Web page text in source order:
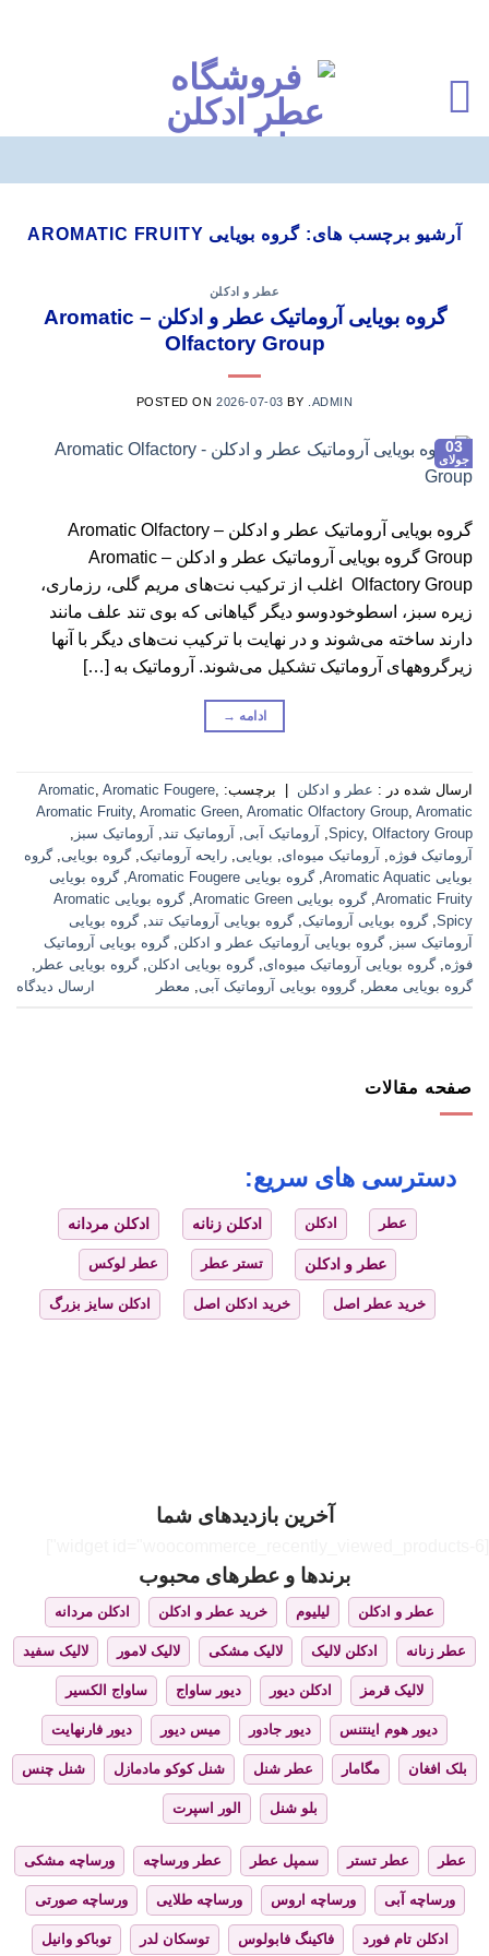
آرشیو برچسب های: گروه بویایی AROMATIC FRUITY
عطر و ادکلن
گروه بویایی آروماتیک عطر و ادکلن – Aromatic
Olfactory Group
POSTED ON2026-07-03 BY .ADMIN
03
جولای
گروه بویایی آروماتیک عطر و ادکلن – Aromatic Olfactory
Group گروه بویایی آروماتیک عطر و ادکلن – Aromatic
Olfactory Group اغلب از ترکیب نت‌های مریم گلی، رزماری،
زیره سبز، اسطوخودوسو دیگر گیاهانی که بوی تند علف مانند
دارند ساخته می‌شوند و در نهایت با ترکیب نت‌های دیگر با آنها
زیرگروههای آروماتیک تشکیل می‌شوند. آروماتیک به […]
ادامه →
ارسال شده در : عطر و ادکلن برچسب: Aromatic Aromatic Fougere
Aromatic Fruity, Aromatic Green Aromatic Olfactory Group Aromatic
Spicy, Olfactory Group آروماتیک آبی آروماتیک تند آروماتیک سبز
آروماتیک فوژه
آروماتیک میوه‌ای بویایی رایحه آروماتیک ,گروه بویایی ,گروه
بویایی Aromatic Aquatic
,گروه بویایی Aromatic Fougere ,گروه بویایی
Aromatic Fruity
,گروه بویایی Aromatic Green ,
گروه بویایی Aromatic
Spicy
,گروه بویایی آروماتیک ,گروه بویایی آروماتیک تند ,گروه بویایی
آروماتیک سبز
,گروه بویایی آروماتیک عطر و ادکلن ,گروه بویایی آروماتیک
فوژه ,گروه بویایی آروماتیک میوه‌ای ,گروه بویایی ادکلن ,گروه بویایی عطر
گروه بویایی معطر
,گرووه بویایی آروماتیک آبی معطر ارسال دیدگاه
صفحه مقالات
دسترسی های سریع:
عطر ادکلن ادکلن زنانه ادکلن مردانه
عطر و ادکلن تستر عطر عطر لوکس
خرید عطر اصل خرید ادکلن اصل ادکلن سایز بزرگ
آخرین بازدیدهای شما
برندها و عطرهای محبوب
عطر و ادکلن لیلیوم خرید عطر و ادکلن ادکلن مردانه
عطر زنانه ادکلن لالیک لالیک مشکی لالیک لامور لالیک سفید
لالیک قرمز ادکلن دیور دیور ساواج ساواج الکسیر
دیور هوم اینتنس دیور جادور میس دیور دیور فارنهایت
بلک افغان مگامار عطر شنل شنل کوکو مادمازل شنل چنس
بلو شنل الور اسپرت
عطر عطر تستر سمپل عطر عطر ورساچه ورساچه مشکی
ورساچه آبی ورساچه اروس ورساچه طلایی ورساچه صورتی
ادکلن تام فورد فاکینگ فابولوس توسکان لدر توباکو وانیل